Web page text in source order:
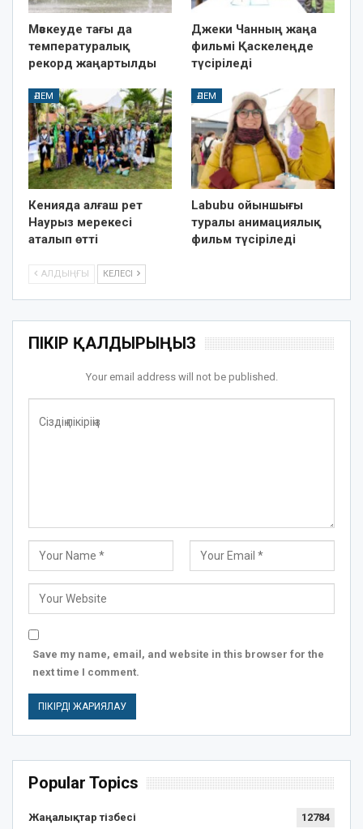
Мәскеуде тағы да
температуралық
рекорд жаңартылды
Джеки Чанның жаңа
фильмі Қаскелеңде
түсіріледі
ӘЛЕМ
Кенияда алғаш рет
Наурыз мерекесі
аталып өтті
ӘЛЕМ
Labubu ойыншығы
туралы анимациялық
фильм түсіріледі
АЛДЫҢҒЫ КЕЛЕСІ
ПІКІР ҚАЛДЫРЫҢЫЗ
Your email address will not be published.
Save my name, email, and website in this browser for the
next time I comment.
Popular Topics
Жаңалықтар тізбесі 12784